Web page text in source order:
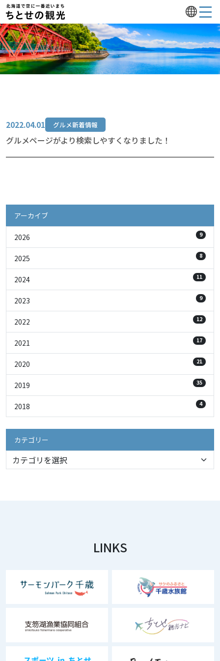
2022.04.01 グルメ新着情報
グルメページがより検索しやすくなりました！
アーカイブ
2026 9
2025 8
2024 11
2023 9
2022 12
2021 17
2020 21
2019 35
2018 4
カテゴリー
LINKS